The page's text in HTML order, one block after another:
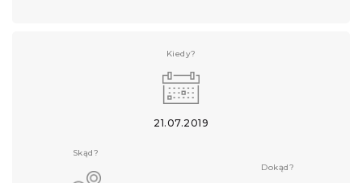
Kiedy?
21.07.2019
Skąd?
Dokąd?